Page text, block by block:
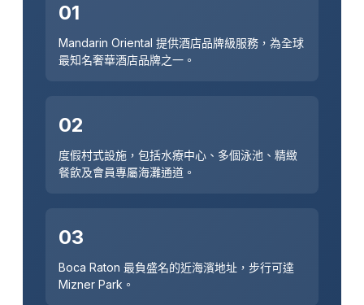
01
Mandarin Oriental 提供酒店品牌級服務，為全球
最知名奢華酒店品牌之一。
02
度假村式設施，包括水療中心、多個泳池、精緻
餐飲及會員專屬海灘通道。
03
Boca Raton 最負盛名的近海濱地址，步行可達
Mizner Park。